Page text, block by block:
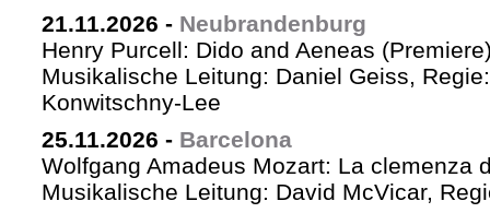
21.11.2026 - Neubrandenburg
Henry Purcell: Dido and Aeneas
Musikalische Leitung: Daniel Geiss,
Konwitschny-Lee
25.11.2026 - Barcelona
Wolfgang Amadeus Mozart: La clemenza
Musikalische Leitung: David McVicar,